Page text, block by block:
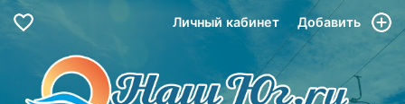
Личный кабинет Добавить